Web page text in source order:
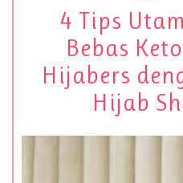
4 Tips
Bebas
Hijabers
Hijab